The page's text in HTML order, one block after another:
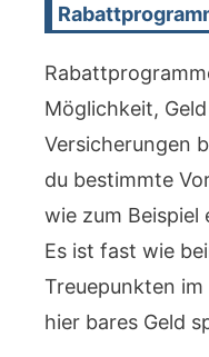
Möglichkeit,
Versicherungen
du bestimmte
wie zum Beispiel
Es ist fast wie
Treuepunkten
hier bares Geld